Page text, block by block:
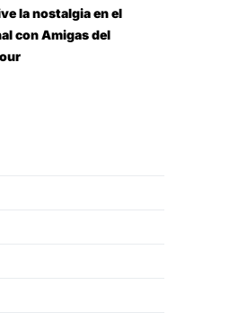
la nostalgia en el
con Amigas del